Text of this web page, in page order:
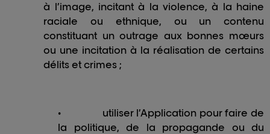
à l’image, incitant à la violence, à la haine
raciale ou ethnique, ou un contenu
constituant un outrage aux bonnes mœurs
ou une incitation à la réalisation de certains
délits et crimes ;
•
utiliser l’Application pour faire de
la politique, de la propagande ou du